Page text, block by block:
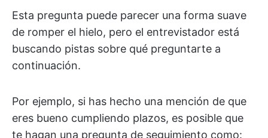
Esta pregunta puede parecer una forma suave
de romper el hielo, pero el entrevistador está
buscando pistas sobre qué preguntarte a
continuación.
Por ejemplo, si has hecho una mención de que
eres bueno cumpliendo plazos, es posible que
te hagan una pregunta de seguimiento como: